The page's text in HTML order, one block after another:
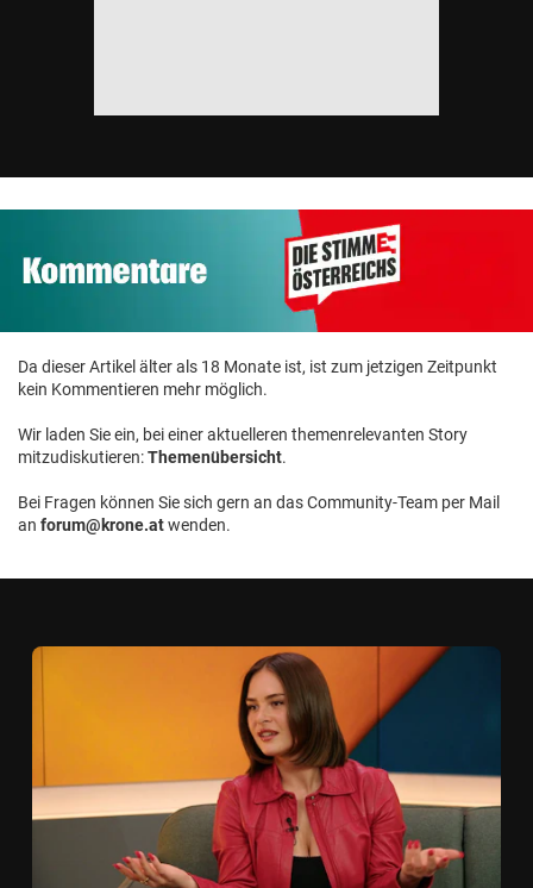
Da dieser Artikel älter als 18 Monate ist, ist zum jetzigen Zeitpunkt
kein Kommentieren mehr möglich.
Wir laden Sie ein, bei einer aktuelleren themenrelevanten Story
mitzudiskutieren:Themenübersicht.
Bei Fragen können Sie sich gern an das Community-Team per Mail
an forum@krone.atwenden.